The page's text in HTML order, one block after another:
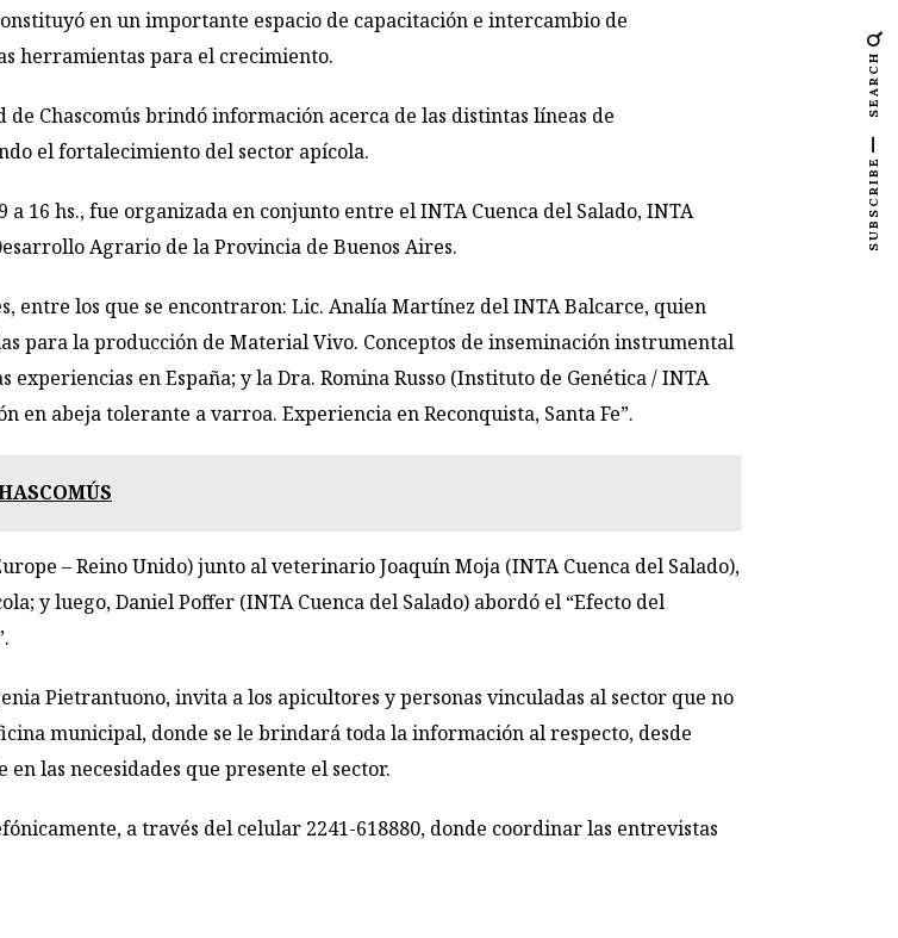
en un importante espacio de capacitación e intercambio de
herramientas para el crecimiento.
Chascomús brindó información acerca de las distintas líneas de
el fortalecimiento del sector apícola.
16 hs., fue organizada en conjunto entre el INTA Cuenca del Salado, INTA
Agrario de la Provincia de Buenos Aires.
entre los que se encontraron: Lic. Analía Martínez del INTA Balcarce, quien
para la producción de Material Vivo. Conceptos de inseminación instrumental
en España; y la Dra. Romina Russo (Instituto de Genética / INTA
en abeja tolerante a varroa. Experiencia en Reconquista, Santa Fe”.
– Reino Unido) junto al veterinario Joaquín Moja (INTA Cuenca del Salado),
y luego, Daniel Poffer (INTA Cuenca del Salado) abordó el “Efecto del
Pietrantuono, invita a los apicultores y personas vinculadas al sector que no
municipal, donde se le brindará toda la información al respecto, desde
las necesidades que presente el sector.
a través del celular 2241-618880, donde coordinar las entrevistas
SEARCH
SUBSCRIBE